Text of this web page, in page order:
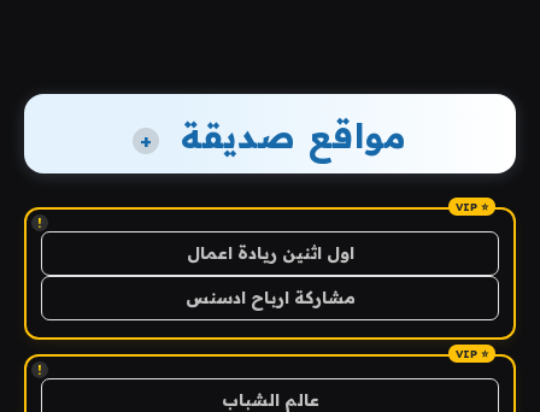
مواقع صديقة +
!
اول اثنين ريادة اعمال
مشاركة ارباح ادسنس
!
عالم الشباب